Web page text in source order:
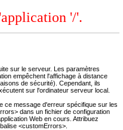
'/'.
sur le serveur. Les paramètres
empêchent l'affichage à distance
de sécurité). Cependant, ils
sur l'ordinateur serveur local.
ce message d'erreur spécifique sur les
dans un fichier de configuration
Web en cours. Attribuez
<customErrors>.